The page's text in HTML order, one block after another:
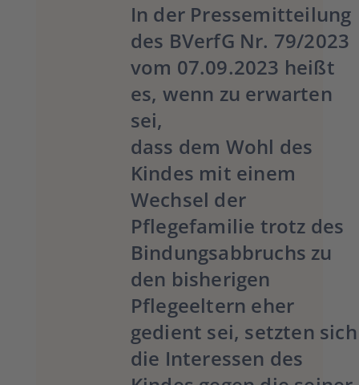
In der Pressemitteilung
des BVerfG Nr. 79/2023
vom 07.09.2023 heißt
es, wenn zu erwarten
sei,
dass dem Wohl des
Kindes mit einem
Wechsel der
Pflegefamilie trotz des
Bindungsabbruchs zu
den bisherigen
Pflegeeltern eher
gedient sei, setzten sich
die Interessen des